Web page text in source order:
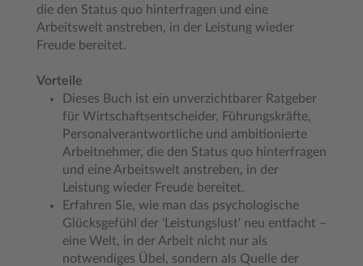
die den Status quo hinterfragen und eine
Arbeitswelt anstreben, in der Leistung wieder
Freude bereitet.
Vorteile
Dieses Buch ist ein unverzichtbarer Ratgeber
für Wirtschaftsentscheider, Führungskräfte,
Personalverantwortliche und ambitionierte
Arbeitnehmer, die den Status quo hinterfragen
und eine Arbeitswelt anstreben, in der
Leistung wieder Freude bereitet.
Erfahren Sie, wie man das psychologische
Glücksgefühl der 'Leistungslust' neu entfacht –
eine Welt, in der Arbeit nicht nur als
notwendiges Übel, sondern als Quelle der